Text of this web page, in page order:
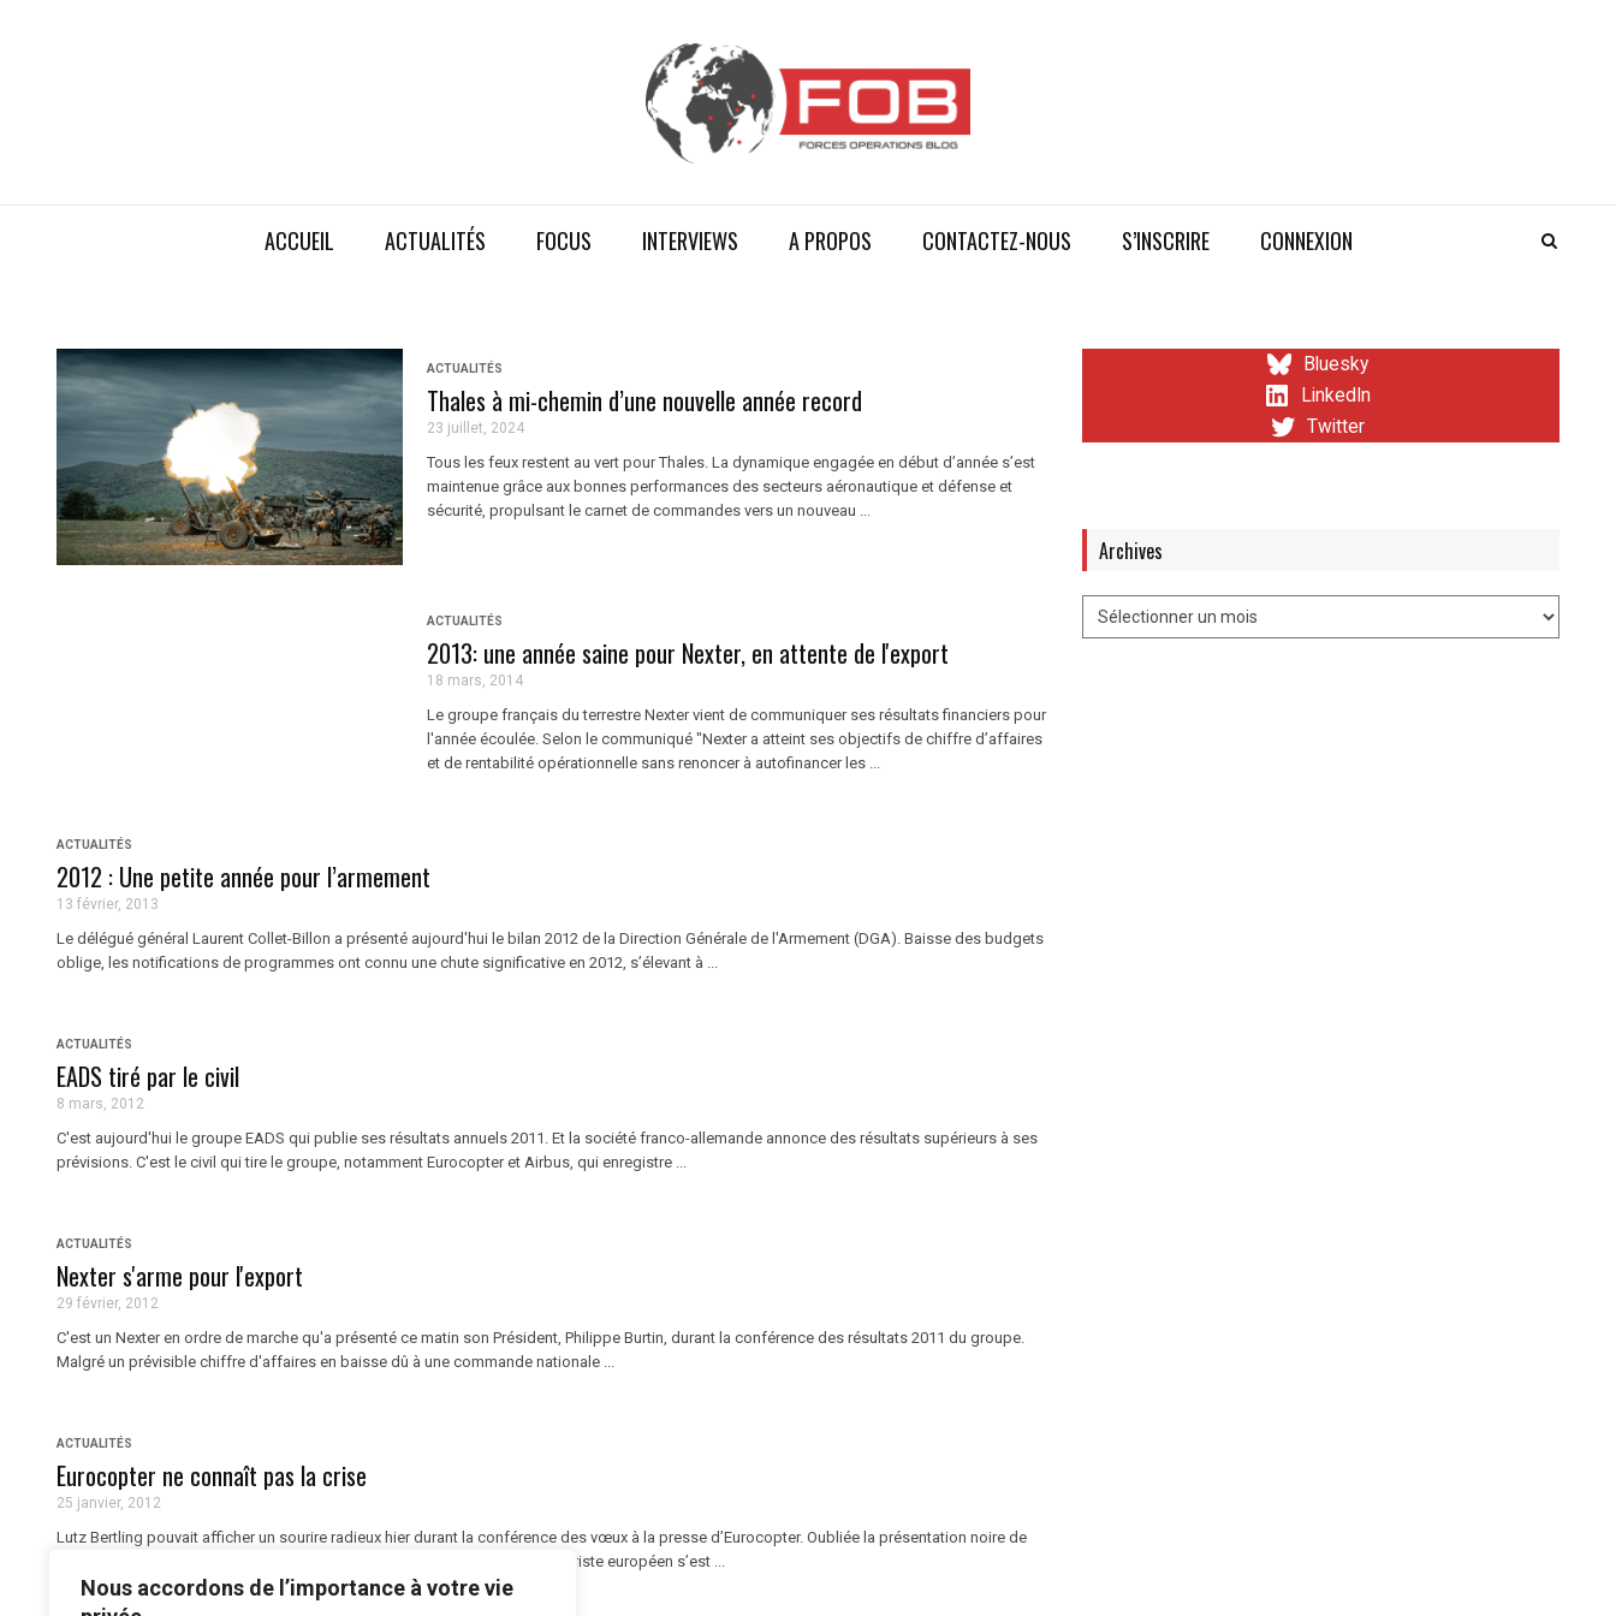
Nous accordons de l’importance à votre vie
ACCUEIL ACTUALITÉS FOCUS INTERVIEWS A PROPOS CONTACTEZ-NOUS S’INSCRIRE CONNEXION
ACTUALITÉS
Thales à mi-chemin d’une nouvelle année record
23 juillet, 2024
Tous les feux restent au vert pour Thales. La dynamique engagée en début d’année s’est
maintenue grâce aux bonnes performances des secteurs aéronautique et défense et
sécurité, propulsant le carnet de commandes vers un nouveau ...
ACTUALITÉS
2013: une année saine pour Nexter, en attente de l'export
18 mars, 2014
Le groupe français du terrestre Nexter vient de communiquer ses résultats financiers pour
l'année écoulée. Selon le communiqué "Nexter a atteint ses objectifs de chiffre d’affaires
et de rentabilité opérationnelle sans renoncer à autofinancer les ...
ACTUALITÉS
2012 : Une petite année pour l’armement
13 février, 2013
Le délégué général Laurent Collet-Billon a présenté aujourd'hui le bilan 2012 de la Direction Générale de l'Armement (DGA). Baisse des budgets
oblige, les notifications de programmes ont connu une chute significative en 2012, s’élevant à ...
ACTUALITÉS
EADS tiré par le civil
8 mars, 2012
C'est aujourd'hui le groupe EADS qui publie ses résultats annuels 2011. Et la société franco-allemande annonce des résultats supérieurs à ses
prévisions. C'est le civil qui tire le groupe, notamment Eurocopter et Airbus, qui enregistre ...
ACTUALITÉS
Nexter s'arme pour l'export
29 février, 2012
C'est un Nexter en ordre de marche qu'a présenté ce matin son Président, Philippe Burtin, durant la conférence des résultats 2011 du groupe.
Malgré un prévisible chiffre d'affaires en baisse dû à une commande nationale ...
ACTUALITÉS
Eurocopter ne connaît pas la crise
25 janvier, 2012
Lutz Bertling pouvait afficher un sourire radieux hier durant la conférence des vœux à la presse d’Eurocopter. Oubliée la présentation noire de
l’année dernière avec des commandes en berne, le président de l’hélicoptériste européen s’est ...
Bluesky
LinkedIn
Twitter
Archives